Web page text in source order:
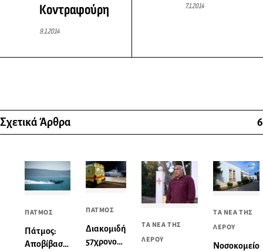
Κοντραφούρη
9.1.2014
7.1.2014
Σχετικά Άρθρα 6
ΠΑΤΜΟΣ
Πάτμος:
Αποβίβαση
ΠΑΤΜΟΣ
Διακομιδή
57χρονου
ΤΑ ΝΕΑ ΤΗΣ
ΛΕΡΟΥ
ΤΑ ΝΕΑ ΤΗΣ
ΛΕΡΟΥ
Νοσοκομείο